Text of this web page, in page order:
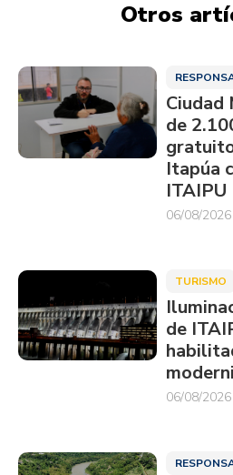
Otros
Ciudad
de
Itapúa
ITAIPU
06/08/2026
TURISMO
de
06/08/2026